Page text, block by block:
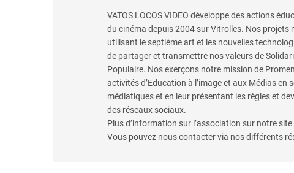
VATOS LOCOS VIDEO développe des actions
du cinéma depuis 2004 sur Vitrolles. Nos projets
utilisant le septième art et les nouvelles
de partager et transmettre nos valeurs de
Populaire. Nos exerçons notre mission de
activités d’Education à l’image et aux Médias en
médiatiques et en leur présentant les règles et
des réseaux sociaux.
Plus d’information sur l’association sur notre
Vous pouvez nous contacter via nos différents